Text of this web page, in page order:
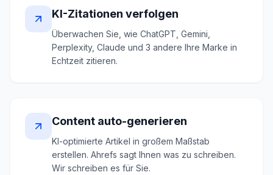
KI-Zitationen verfolgen
Überwachen Sie, wie ChatGPT, Gemini,
Perplexity, Claude und 3 andere Ihre Marke in
Echtzeit zitieren.
Content auto-generieren
KI-optimierte Artikel in großem Maßstab
erstellen. Ahrefs sagt Ihnen was zu schreiben.
Wir schreiben es für Sie.